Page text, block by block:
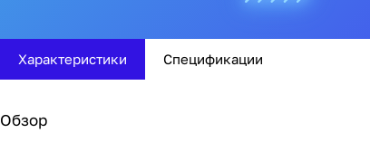
Характеристики Спецификации
Обзор